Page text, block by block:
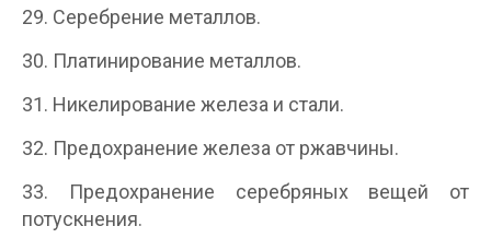
29. Серебрение металлов.
30. Платинирование металлов.
31. Никелирование железа и стали.
32. Предохранение железа от ржавчины.
33. Предохранение серебряных вещей от
потускнения.